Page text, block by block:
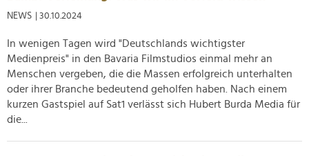
Verwendung unserer Website an unsere Partner für
soziale Medien, Werbung und Analysen weiter. Unsere
Partner führen diese Informationen möglicherweise mit
weiteren Daten zusammen, die Sie ihnen bereitgestellt
haben oder die sie im Rahmen Ihrer Nutzung der Dienste
gesammelt haben.
NEWS | 30.10.2024
In wenigen Tagen wird "Deutschlands wichtigster
Medienpreis" in den Bavaria Filmstudios einmal mehr an
Menschen vergeben, die die Massen erfolgreich unterhalten
oder ihrer Branche bedeutend geholfen haben. Nach einem
kurzen Gastspiel auf Sat1 verlässt sich Hubert Burda Media für
die...